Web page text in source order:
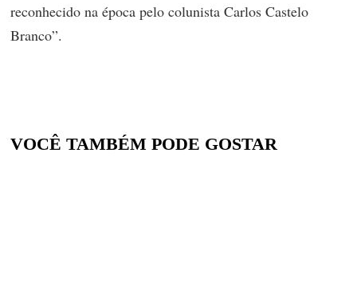
reconhecido na época pelo colunista Carlos Castelo
Branco”.
VOCÊ TAMBÉM PODE GOSTAR